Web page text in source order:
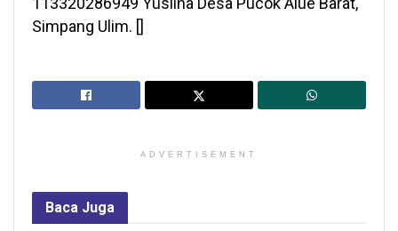
Simpang Ulim. []
ADVERTISEMENT
Baca Juga